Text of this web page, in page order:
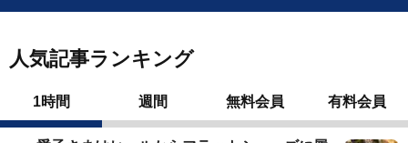
人気記事ランキング
1時間 週間 無料会員 有料会員